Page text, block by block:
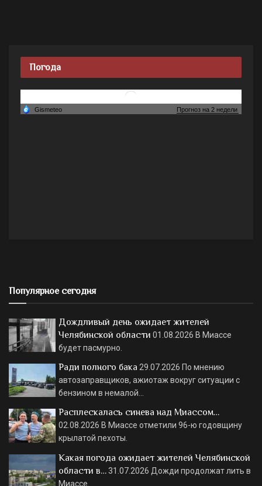
Погода
Популярное сегодня
Дождливый день ожидает жителей
Челябинской области 01.08.2026 В Миассе
будет пасмурно.
Ради полного бака 29.07.2026 По мнению
автозаправщиков, ажиотаж вокруг ситуации с
бензином в немалой…
Расплескалась синева над Миассом…
02.08.2026 В Миассе отметили 96-ю годовщину
крылатой пехоты.
Какая погода ожидает жителей Челябинской
области в…31.07.2026 Дожди продолжат лить в
Миассе.